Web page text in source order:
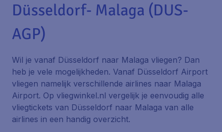
Düsseldorf- Malaga (DUS-
AGP)
Wil je vanaf Düsseldorf naar Malaga vliegen? Dan
heb je vele mogelijkheden. Vanaf Düsseldorf Airport
vliegen namelijk verschillende airlines naar Malaga
Airport. Op vliegwinkel.nl vergelijk je eenvoudig alle
vliegtickets van Düsseldorf naar Malaga van alle
airlines in een handig overzicht.